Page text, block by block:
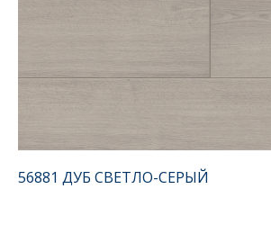
56881 ДУБ СВЕТЛО-СЕРЫЙ